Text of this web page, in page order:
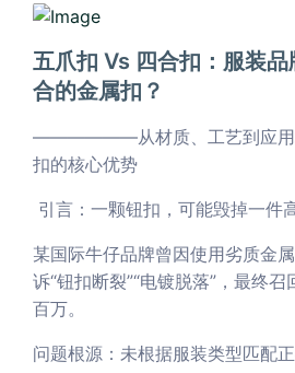
2025-05-05
五爪扣 Vs 四合扣：服装
合的金属扣？
——————从材质、工艺到应用
扣的核心优势
引言：一颗钮扣，可能毁掉一件
某国际牛仔品牌曾因使用劣质金
诉“钮扣断裂”“电镀脱落”，最终
百万。
问题根源：未根据服装类型匹配